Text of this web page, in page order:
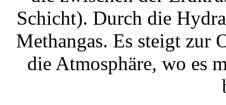
Schicht). Durch die
Methangas. Es steigt zur
die Atmosphäre, wo es